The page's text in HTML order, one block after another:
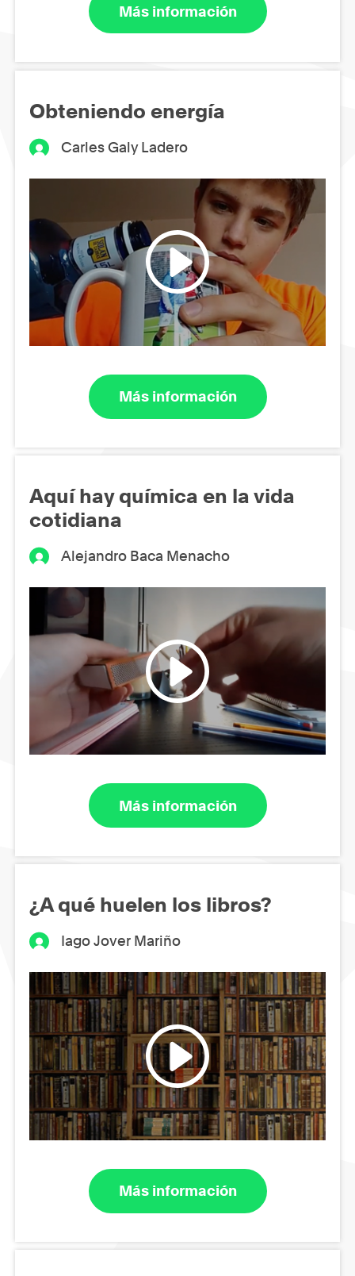
Más información
Obteniendo energía
Carles Galy Ladero
Más información
Aquí hay química en la vida
cotidiana
Alejandro Baca Menacho
Más información
¿A qué huelen los libros?
Iago Jover Mariño
Más información